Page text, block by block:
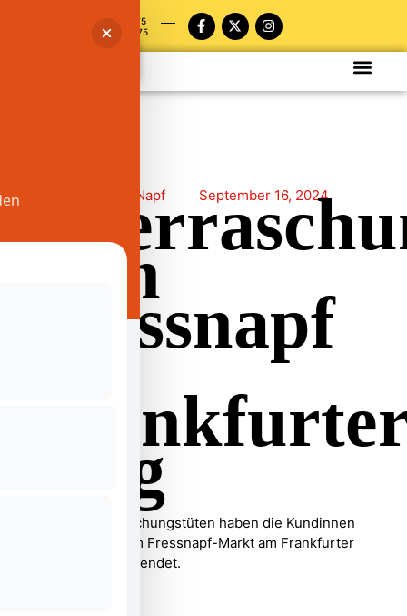
+49 175
9565275
PaderFutterNapf September 16, 2024
vom
Fressnapf
Weg
Über 20 Überraschungstüten haben die Kundinnen
und Kunden beim Fressnapf-Markt am Frankfurter
Weg für uns gespendet.